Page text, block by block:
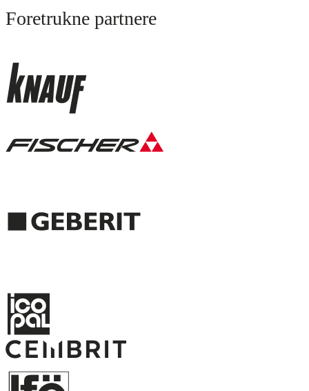
Foretrukne partnere